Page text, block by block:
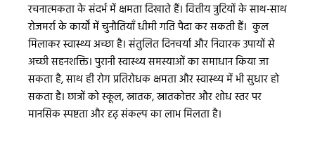
रचनात्मकता के संदर्भ में क्षमता दिखाते हैं। वित्तीय त्रुटियों के साथ-साथ
रोजमर्रा के कार्यों में चुनौतियाँ धीमी गति पैदा कर सकती हैं। कुल
मिलाकर स्वास्थ्य अच्छा है। संतुलित दिनचर्या और निवारक उपायों से
अच्छी सहनशक्ति। पुरानी स्वास्थ्य समस्याओं का समाधान किया जा
सकता है, साथ ही रोग प्रतिरोधक क्षमता और स्वास्थ्य में भी सुधार हो
सकता है। छात्रों को स्कूल, स्नातक, स्नातकोत्तर और शोध स्तर पर
मानसिक स्पष्टता और दृढ़ संकल्प का लाभ मिलता है।